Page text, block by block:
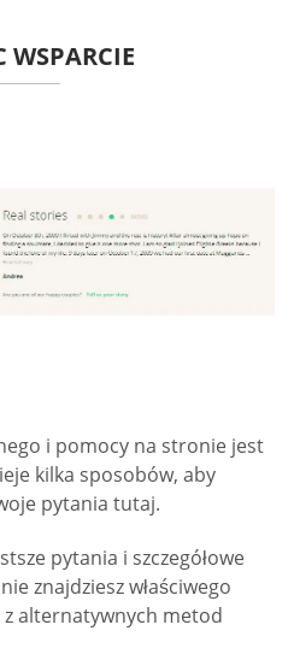
WSPARCIE
i pomocy na stronie jest
kilka sposobów, aby
pytania tutaj.
pytania i szczegółowe
znajdziesz właściwego
alternatywnych metod